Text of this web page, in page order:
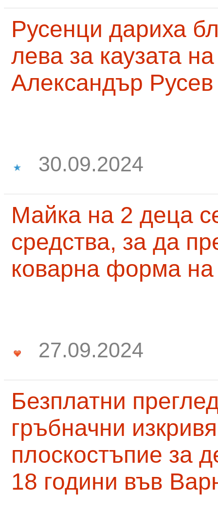
Русенци дариха
лева за каузата
Александър Русев
30.09.2024
Майка на 2 деца
средства, за да
коварна форма на
27.09.2024
Безплатни
гръбначни
плоскостъпие за
18 години във